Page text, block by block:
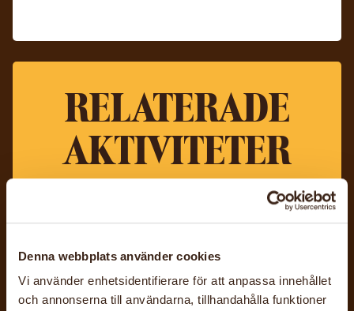
Denna webbplats använder cookies
Vi använder enhetsidentifierare för att anpassa innehållet
och annonserna till användarna, tillhandahålla funktioner
RELATERADE
AKTIVITETER